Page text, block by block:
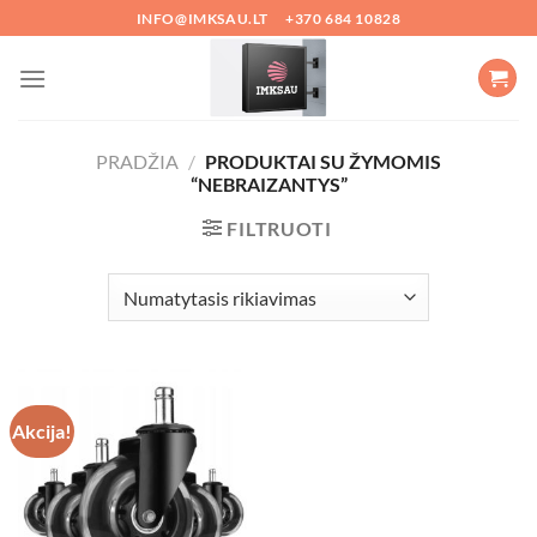
to
content
INFO@IMKSAU.LT +370 684 10828
PRADŽIA / PRODUKTAI SU ŽYMOMIS
“NEBRAIZANTYS”
FILTRUOTI
Akcija!